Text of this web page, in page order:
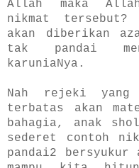
Allah maka Allah
nikmat
akan diberikan
tak pandai
karuniaNya.
Nah rejeki
terbatas akan
bahagia, anak
sederet contoh
pandai2 bersyukur